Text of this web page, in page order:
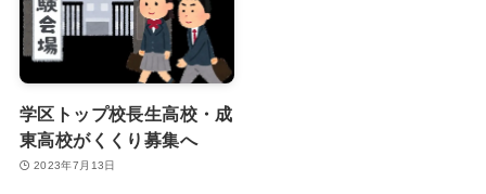
学区トップ校長生高校・成
東高校がくくり募集へ
2023年7月13日